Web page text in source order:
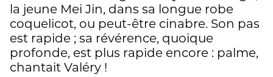
la jeune Mei Jin, dans sa longue robe
coquelicot, ou peut-être cinabre. Son pas
est rapide ; sa révérence, quoique
profonde, est plus rapide encore : palme,
chantait Valéry !